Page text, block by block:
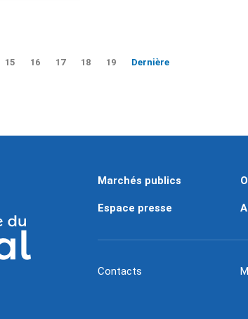
15 16 17 18 19 Dernière
Marchés publics
Espace presse
Contacts